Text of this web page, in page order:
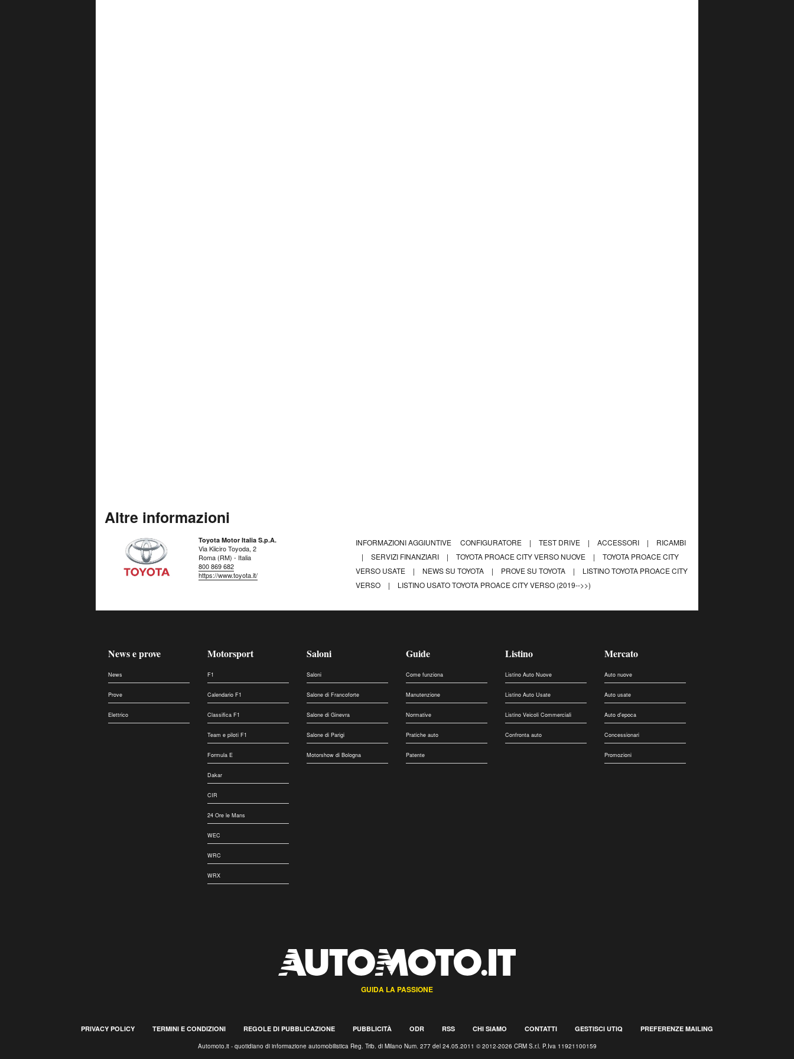
Altre informazioni
Toyota Motor Italia S.p.A.
Via Kiiciro Toyoda, 2
Roma (RM) - Italia
800 869 682
https://www.toyota.it/
INFORMAZIONI AGGIUNTIVE CONFIGURATORE | TEST DRIVE | ACCESSORI |
RICAMBI
|
SERVIZI FINANZIARI | TOYOTA PROACE CITY VERSO NUOVE |
TOYOTA PROACE CITY
VERSO USATE
| NEWS SU TOYOTA | PROVE SU TOYOTA |
LISTINO TOYOTA PROACE CITY
VERSO
| LISTINO USATO TOYOTA PROACE CITY VERSO (2019-->>)
News e prove
News
Prove
Elettrico
Motorsport
F1
Calendario F1
Classifica F1
Team e piloti F1
Formula E
Dakar
CIR
24 Ore le Mans
WEC
WRC
WRX
Saloni
Saloni
Salone di Francoforte
Salone di Ginevra
Salone di Parigi
Motorshow di Bologna
Guide
Come funziona
Manutenzione
Normative
Pratiche auto
Patente
Listino
Listino Auto Nuove
Listino Auto Usate
Listino Veicoli Commerciali
Confronta auto
Mercato
Auto nuove
Auto usate
Auto d'epoca
Concessionari
Promozioni
GUIDA LA PASSIONE
PRIVACY POLICY TERMINI E CONDIZIONI REGOLE DI PUBBLICAZIONE PUBBLICITÀ ODR RSS CHI SIAMO CONTATTI GESTISCI UTIQ PREFERENZE MAILING
Automoto.it - quotidiano di informazione automobilistica Reg. Trib. di Milano Num. 277 del 24.05.2011 © 2012-2026 CRM S.r.l. P.Iva 11921100159